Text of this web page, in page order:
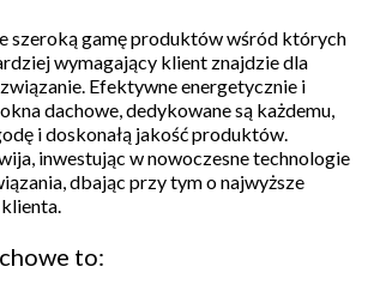
szeroką gamę produktów wśród których
wymagający klient znajdzie dla
Efektywne energetycznie i
dachowe, dedykowane są każdemu,
i doskonałą jakość produktów.
inwestując w nowoczesne technologie
dbając przy tym o najwyższe
to: